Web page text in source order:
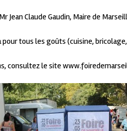
Jean Claude Gaudin, Maire de
pour tous les goûts (cuisine,
consultez le site